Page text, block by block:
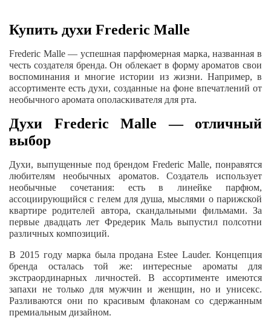
Купить духи Frederic Malle
Frederic Malle — успешная парфюмерная марка, названная в
честь создателя бренда. Он облекает в форму ароматов свои
воспоминания и многие истории из жизни. Например, в
ассортименте есть духи, созданные на фоне впечатлений от
необычного аромата ополаскивателя для рта.
Духи Frederic Malle — отличный
выбор
Духи, выпущенные под брендом Frederic Malle, понравятся
любителям необычных ароматов. Создатель использует
необычные сочетания: есть в линейке парфюм,
ассоциирующийся с гелем для душа, мыслями о парижской
квартире родителей автора, скандальными фильмами. За
первые двадцать лет Фредерик Маль выпустил полсотни
различных композиций.
В 2015 году марка была продана Estee Lauder. Концепция
бренда осталась той же: интересные ароматы для
экстраординарных личностей. В ассортименте имеются
запахи не только для мужчин и женщин, но и унисекс.
Разливаются они по красивым флаконам со сдержанным
премиальным дизайном.